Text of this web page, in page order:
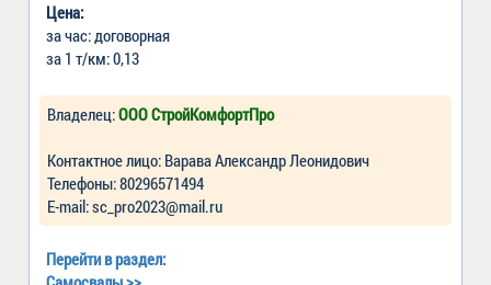
Цена:
за час: договорная
за 1 т/км: 0,13
Владелец:ООО СтройКомфортПро
Контактное лицо: Варава Александр Леонидович
Телефоны: 80296571494
Е-mail: sc_pro2023@mail.ru
Перейти в раздел: